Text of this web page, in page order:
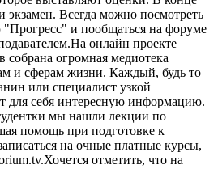
экзамен. Всегда можно посмотреть
и пообщаться на форуме
онлайн проекте
собрана огромная медиотека
и сферам жизни. Каждый, будь то
или специалист узкой
для себя интересную информацию.
мы нашли лекции по
помощь при подготовке к
на очные платные курсы,
отметить, что на